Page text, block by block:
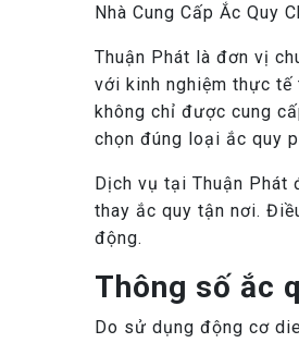
Nhà Cung Cấp Ắc Quy
Thuận Phát là đơn vị
với kinh nghiệm thực tế
không chỉ được cung
chọn đúng loại ắc quy
Dịch vụ tại Thuận Phát
thay ắc quy tận nơi.
động.
Thông số ắc
Do sử dụng động cơ